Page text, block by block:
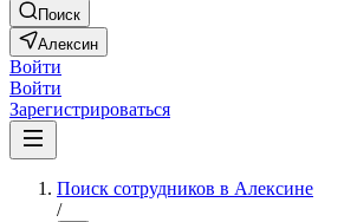
Поиск
Алексин
Войти
Войти
Зарегистрироваться
Поиск сотрудников в Алексине
/